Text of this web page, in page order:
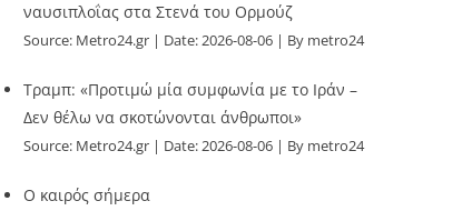
ναυσιπλοΐας στα Στενά του Ορμούζ
Source: Metro24.gr Date: 2026-08-06 By metro24
Τραμπ: «Προτιμώ μία συμφωνία με το Ιράν –
Δεν θέλω να σκοτώνονται άνθρωποι»
Source: Metro24.gr Date: 2026-08-06 By metro24
O καιρός σήμερα